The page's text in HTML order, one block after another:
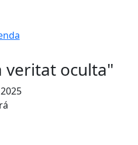
veritat oculta"